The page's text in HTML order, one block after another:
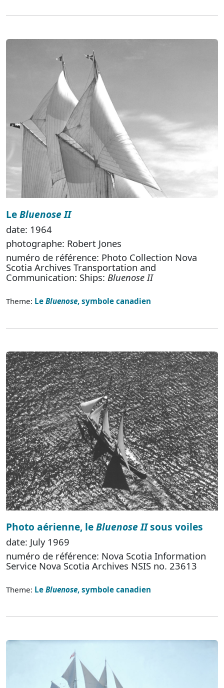
LeBluenose II
date: 1964
photographe: Robert Jones
numéro de référence: Photo Collection Nova
Scotia Archives Transportation and
Communication: Ships: Bluenose II
Theme: Le Bluenose, symbole canadien
Photo aérienne, leBluenose IIsous voiles
date: July 1969
numéro de référence: Nova Scotia Information
Service Nova Scotia Archives NSIS no. 23613
Theme: Le Bluenose, symbole canadien